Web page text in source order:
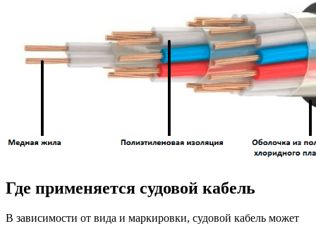
Где применяется судовой кабель
В зависимости от вида и маркировки, судовой кабель может